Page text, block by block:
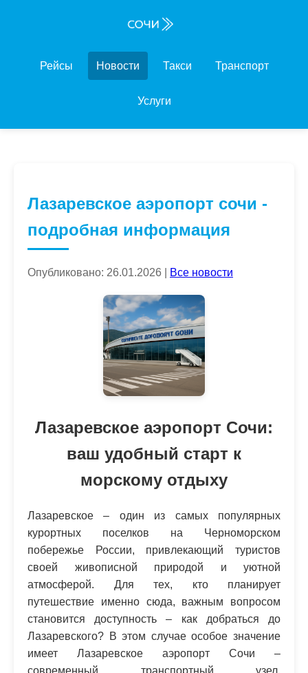
Рейсы Новости Такси Транспорт
Услуги
Лазаревское аэропорт сочи -
подробная информация
Опубликовано: 26.01.2026 | Все новости
Лазаревское аэропорт Сочи:
ваш удобный старт к
морскому отдыху
Лазаревское – один из самых популярных
курортных поселков на Черноморском
побережье России, привлекающий туристов
своей живописной природой и уютной
атмосферой. Для тех, кто планирует
путешествие именно сюда, важным вопросом
становится доступность – как добраться до
Лазаревского? В этом случае особое значение
имеет Лазаревское аэропорт Сочи –
современный транспортный узел,